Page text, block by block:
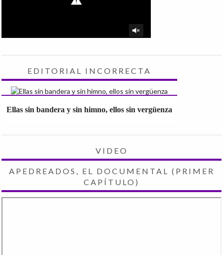
EDITORIAL INCORRECTA
Ellas sin bandera y sin himno, ellos sin vergüenza
VIDEO
APEDREADOS, EL DOCUMENTAL (PRIMER
CAPÍTULO)